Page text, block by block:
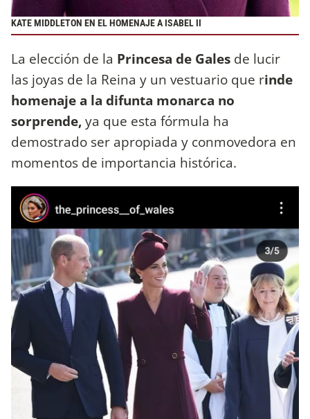
KATE MIDDLETON EN EL HOMENAJE A ISABEL II
La elección de la Princesa de Gales de lucir
las joyas de la Reina y un vestuario que rinde
homenaje a la difunta monarca no
sorprende,ya que esta fórmula ha
demostrado ser apropiada y conmovedora en
momentos de importancia histórica.